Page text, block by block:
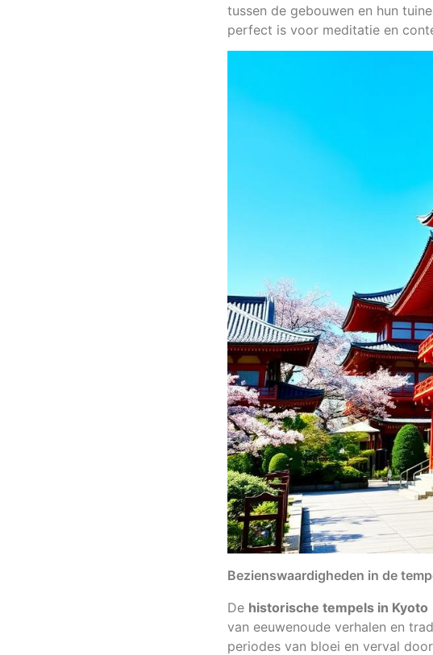
tussen de gebouwen en hun
perfect is voor meditatie en
Bezienswaardigheden in de
De historische tempels in Kyoto
van eeuwenoude verhalen en
periodes van bloei en verval